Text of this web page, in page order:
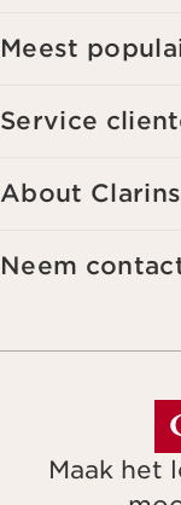
Meest
Service
About Clarins
Neem
Maak het